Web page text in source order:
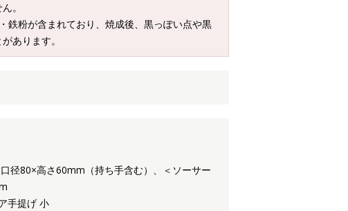
。
鉄粉が含まれており、焼成後、黒っぽい点や黒
あります。
径80×高さ60mm（持ち手含む）、＜ソーサー
手提げ 小